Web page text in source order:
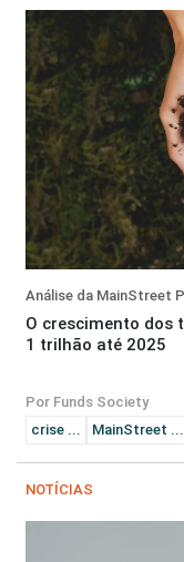
Análise da MainStreet
O crescimento dos
1 trilhão até 2025
Por Funds Society
crise ...
MainStreet ...
NOTÍCIAS